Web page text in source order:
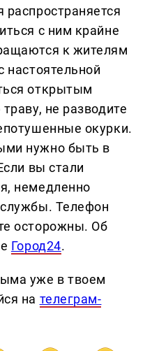
распространяется
с ним крайне
к жителям
настоятельной
открытым
не разводите
окурки.
нужно быть в
вы стали
немедленно
Телефон
осторожны. Об
Город24.
уже в твоем
на телеграм-